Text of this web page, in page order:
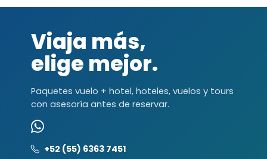
Viaja más,
elige mejor.
Paquetes vuelo + hotel, hoteles, vuelos y tours
con asesoría antes de reservar.
+52 (55) 6363 7451